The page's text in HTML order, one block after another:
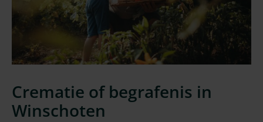
Crematie of begrafenis in
Winschoten